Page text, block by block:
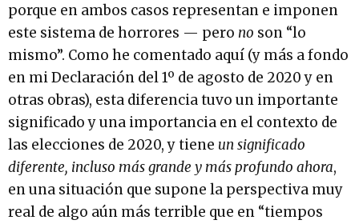
porque en ambos casos representan e imponen
este sistema de horrores — pero no son “lo
mismo”. Como he comentado aquí (y más a fondo
en mi Declaración del 1º de agosto de 2020 y en
otras obras), esta diferencia tuvo un importante
significado y una importancia en el contexto de
las elecciones de 2020, y tiene un significado
diferente, incluso más grande y más profundo ahora,
en una situación que supone la perspectiva muy
real de algo aún más terrible que en “tiempos